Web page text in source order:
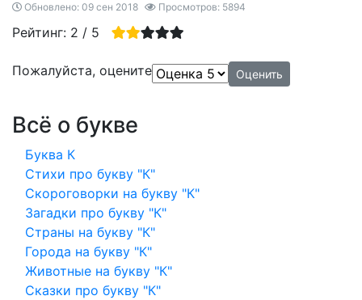
Обновлено: 09 сен 2018 Просмотров: 5894
Рейтинг: 2 / 5
Пожалуйста, оцените
Всё о букве
Буква К
Стихи про букву "К"
Скороговорки на букву "К"
Загадки про букву "К"
Страны на букву "К"
Города на букву "К"
Животные на букву "К"
Сказки про букву "К"